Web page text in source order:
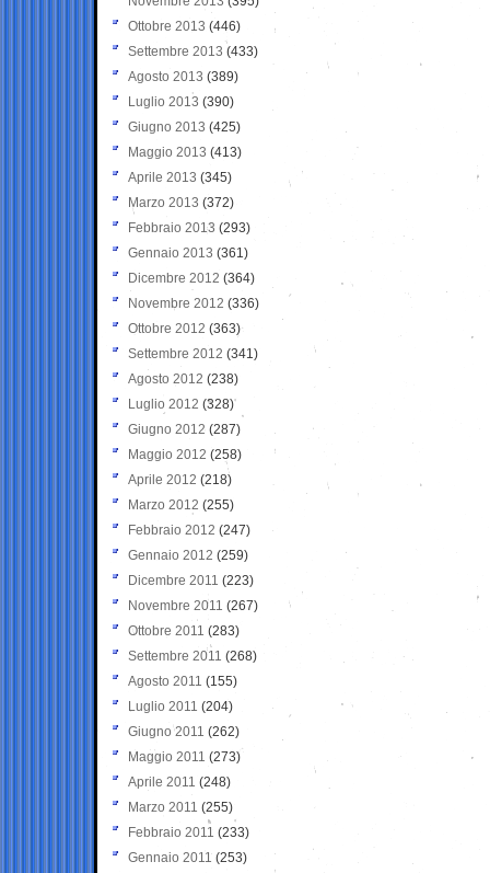
Ottobre 2013 (446)
Settembre 2013 (433)
Agosto 2013 (389)
Luglio 2013 (390)
Giugno 2013 (425)
Maggio 2013 (413)
Aprile 2013 (345)
Marzo 2013 (372)
Febbraio 2013 (293)
Gennaio 2013 (361)
Dicembre 2012 (364)
Novembre 2012 (336)
Ottobre 2012 (363)
Settembre 2012 (341)
Agosto 2012 (238)
Luglio 2012 (328)
Giugno 2012 (287)
Maggio 2012 (258)
Aprile 2012 (218)
Marzo 2012 (255)
Febbraio 2012 (247)
Gennaio 2012 (259)
Dicembre 2011 (223)
Novembre 2011 (267)
Ottobre 2011 (283)
Settembre 2011 (268)
Agosto 2011 (155)
Luglio 2011 (204)
Giugno 2011 (262)
Maggio 2011 (273)
Aprile 2011 (248)
Marzo 2011 (255)
Febbraio 2011 (233)
Gennaio 2011 (253)